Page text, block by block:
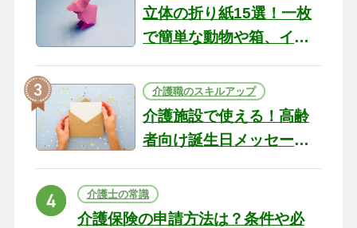
立体の折り紙15選！一枚
で簡単な動物や箱、イン
介護職のスキルアップ
介護施設で使える！高齢
者向け誕生日メッセージ
ト
介護士の常識
介護保険の申請方法は？条件や必